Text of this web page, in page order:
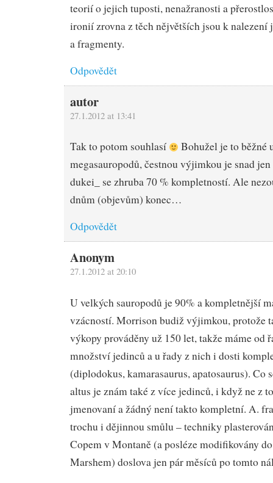
teorií o jejich tuposti, nenažranosti a
ironií zrovna z těch nějvětších jsou k nalezení
a fragmenty.
Odpovědět
autor
27.1.2012 at 13:41
Tak to potom souhlasí
Bohužel je to běžné
megasauropodů, čestnou výjimkou je snad
dukei_ se zhruba 70 % kompletností. Ale
dnům (objevům) konec…
Odpovědět
Anonym
27.1.2012 at 20:10
U velkých sauropodů je 90% a kompletnější
vzácností. Morrison budiž výjimkou, protože
výkopy prováděny už 150 let, takže máme od
množství jedinců a u řady z nich i dosti
(diplodokus, kamarasaurus, apatosaurus). Co
altus je znám také z více jedinců, i když ne z
jmenovaní a žádný není takto kompletní. A.
trochu i dějinnou smůlu – techniky
Copem v Montaně (a posléze modifikovány
Marshem) doslova jen pár měsíců po tomto